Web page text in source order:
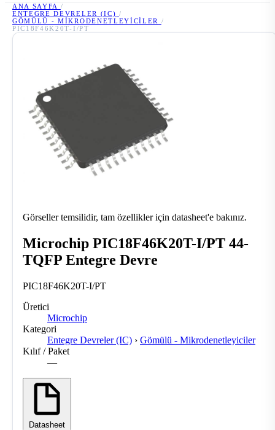
ANA SAYFA /
ENTEGRE DEVRELER (IC) /
GÖMÜLÜ - MIKRODENETLEYICILER
/
PIC18F46K20T-I/PT
Görseller temsilidir, tam özellikler için datasheet'e bakınız.
Microchip PIC18F46K20T-I/PT 44-
TQFP Entegre Devre
PIC18F46K20T-I/PT
Üretici
Microchip
Kategori
Entegre Devreler (IC) › Gömülü - Mikrodenetleyiciler
Kılıf / Paket
—
Datasheet